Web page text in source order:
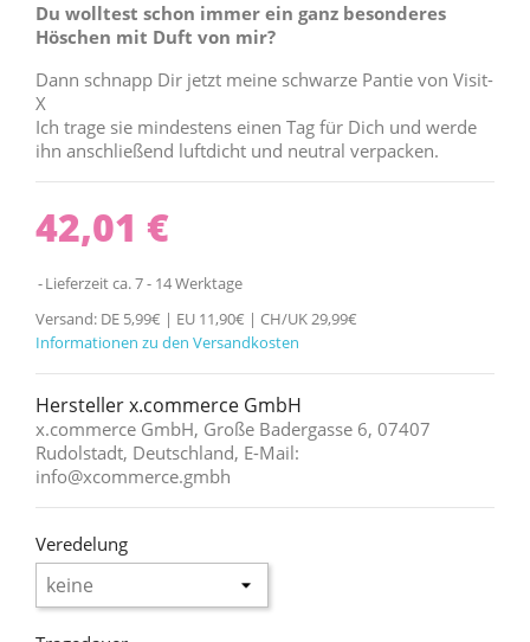
Du wolltest schon immer ein ganz besonderes
Höschen mit Duft von mir?
Dann schnapp Dir jetzt meine schwarze Pantie von Visit-
X
Ich trage sie mindestens einen Tag für Dich und werde
ihn anschließend luftdicht und neutral verpacken.
42,01 €
Lieferzeit ca. 7 - 14 Werktage
Versand: DE 5,99€ | EU 11,90€ | CH/UK 29,99€
Informationen zu den Versandkosten
Hersteller x.commerce GmbH
x.commerce GmbH, Große Badergasse 6, 07407
Rudolstadt, Deutschland, E-Mail:
info@xcommerce.gmbh
Veredelung